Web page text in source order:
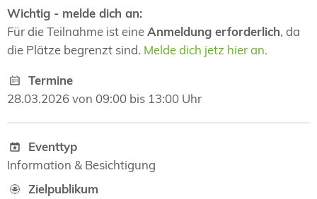
Wichtig - melde dich an:
Für die Teilnahme ist eineAnmeldung erforderlich, da
die Plätze begrenzt sind. Melde dich jetz hier an.
Termine
28.03.2026 von 09:00 bis 13:00 Uhr
Eventtyp
Information & Besichtigung
Zielpublikum